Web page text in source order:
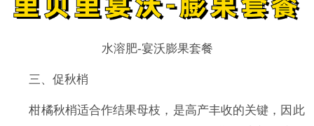
水溶肥-宴沃膨果套餐
三、促秋梢
柑橘秋梢适合作结果母枝，是高产丰收的关键，因此